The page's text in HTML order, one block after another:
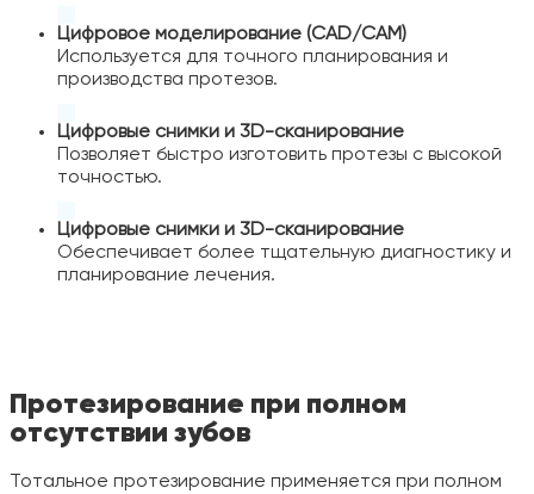
Цифровое моделирование (CAD/CAM)
Используется для точного планирования и
производства протезов.
Цифровые снимки и 3D-сканирование
Позволяет быстро изготовить протезы с высокой
точностью.
Цифровые снимки и 3D-сканирование
Обеспечивает более тщательную диагностику и
планирование лечения.
Протезирование при полном
отсутствии зубов
Тотальное протезирование применяется при полном